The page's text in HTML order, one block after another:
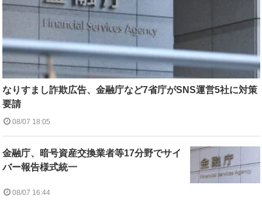
なりすまし詐欺広告、金融庁など7省庁がSNS運営5社に対策
要請
08/07 18:05
金融庁、暗号資産交換業者等17分野でサイ
バー報告様式統一
08/07 16:44